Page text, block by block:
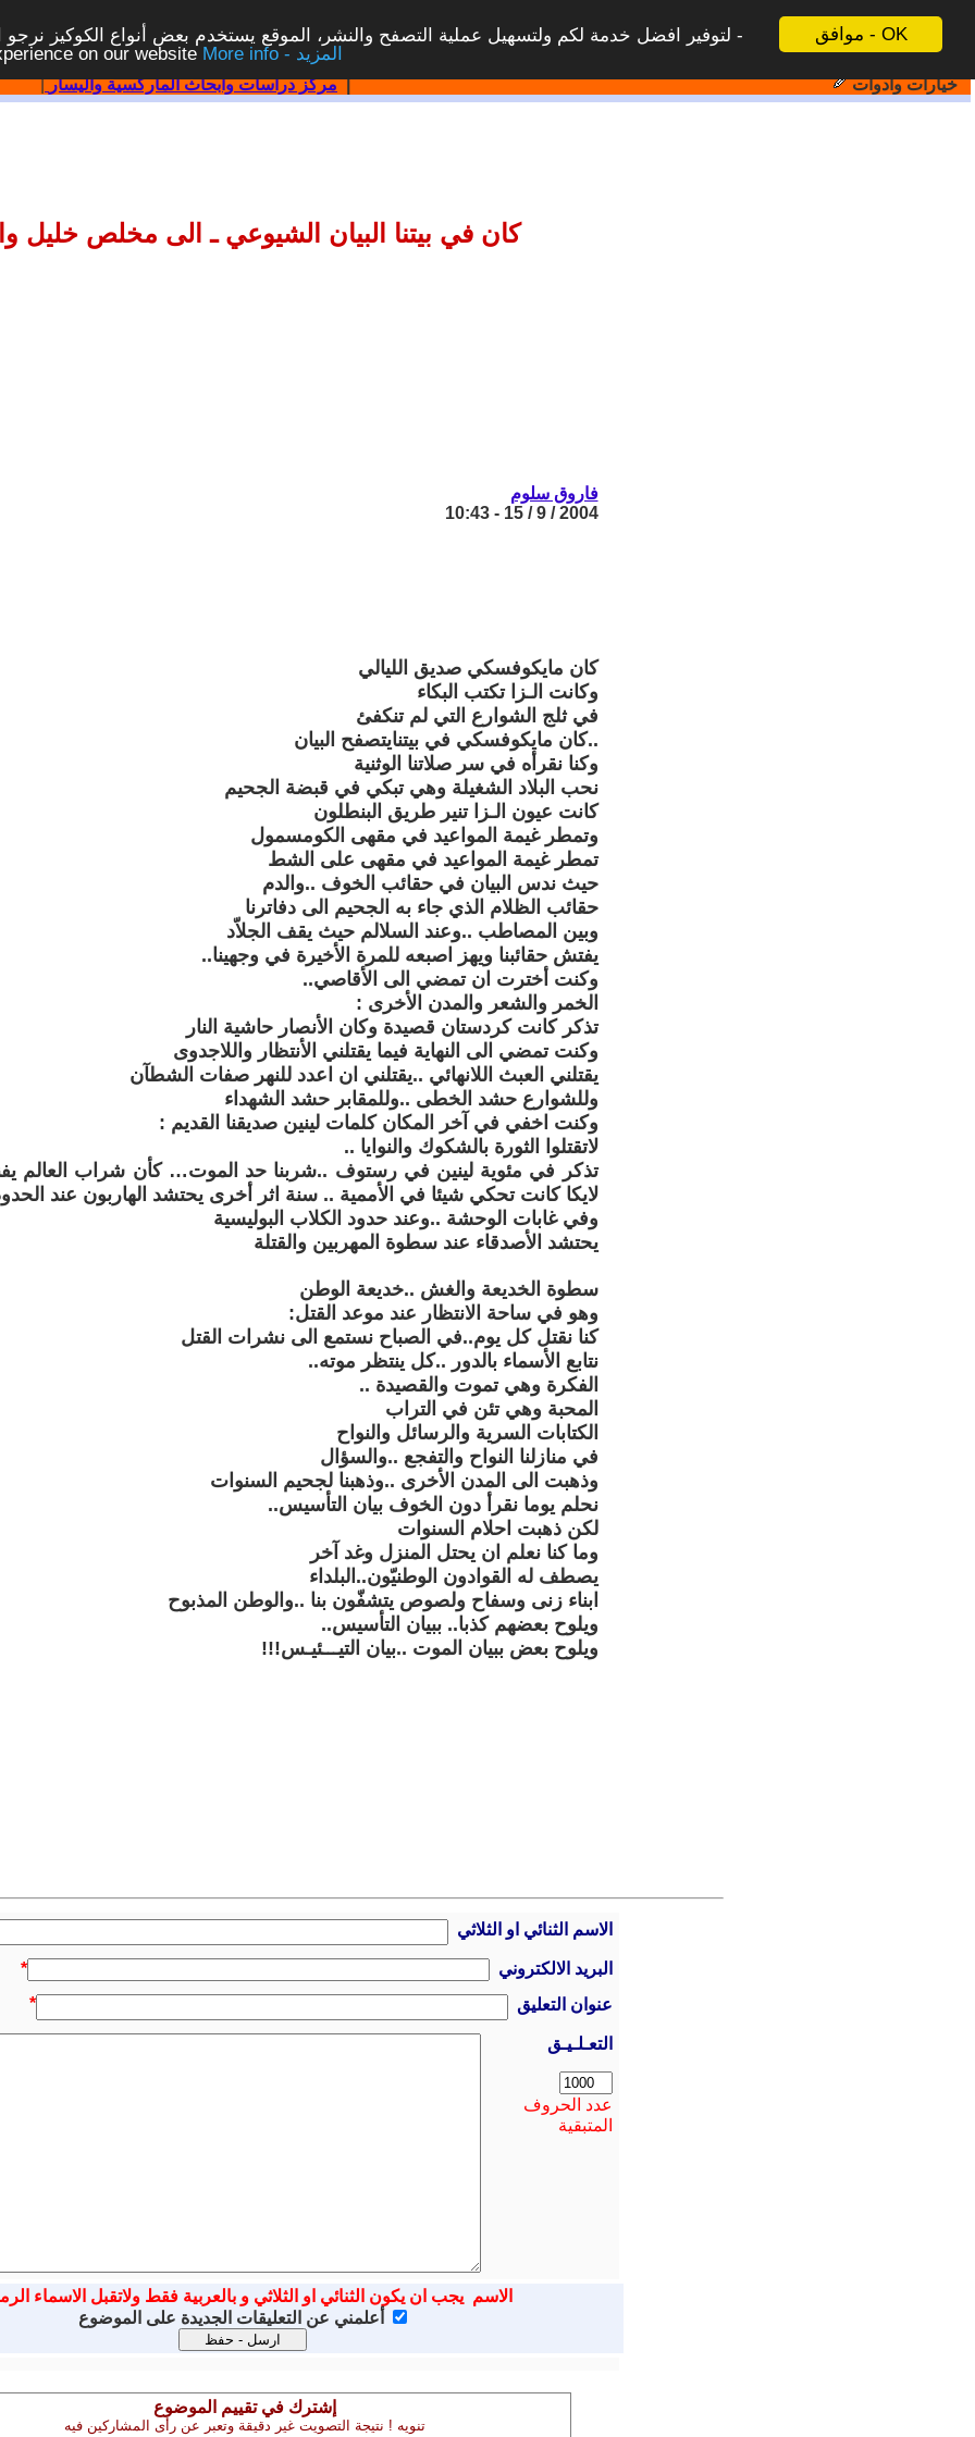
موافق - OK
لتوفير افضل خدمة لكم ولتسهيل عملية التصفح والنشر، الموقع يستخدم بعض أنواع الكوكيز
on our website
More info - المزيد
| مركز دراسات وابحاث الماركسية واليسار| خيارات وادوات
كان في بيتنا البيان الشيوعي ـ الى مخلص خليل
فاروق سلوم
2004 / 9 / 15 - 10:43
كان مايكوفسكي صديق الليالي
وكانت الـزا تكتب البكاء
في ثلج الشوارع التي لم تنكفئ
..كان مايكوفسكي في بيتنايتصفح البيان
وكنا نقرأه في سر صلاتنا الوثنية
نحب البلاد الشغيلة وهي تبكي في قبضة الجحيم
كانت عيون الـزا تنير طريق البنطلون
وتمطر غيمة المواعيد في مقهى الكومسمول
تمطر غيمة المواعيد في مقهى على الشط
حيث ندس البيان في حقائب الخوف ..والدم
حقائب الظلام الذي جاء به الجحيم الى دفاترنا
وبين المصاطب ..وعند السلالم حيث يقف الجلاّد
يفتش حقائبنا ويهز اصبعه للمرة الأخيرة في وجهينا..
وكنت أخترت ان تمضي الى الأقاصي..
الخمر والشعر والمدن الأخرى :
تذكر كانت كردستان قصيدة وكان الأنصار حاشية النار
وكنت تمضي الى النهاية فيما يقتلني الأنتظار واللاجدوى
يقتلني العبث اللانهائي ..يقتلني ان اعدد للنهر صفات الشطآن
وللشوارع حشد الخطى ..وللمقابر حشد الشهداء
وكنت اخفي في آخر المكان كلمات لينين صديقنا القديم :
لاتقتلوا الثورة بالشكوك والنوايا ..
تذكر في مئوية لينين في رستوف ..شربنا حد الموت… كأن شراب العالم
لايكا كانت تحكي شيئا في الأممية .. سنة اثر أخرى يحتشد الهاربون عند
وفي غابات الوحشة ..وعند حدود الكلاب البوليسية
يحتشد الأصدقاء عند سطوة المهربين والقتلة
سطوة الخديعة والغش ..خديعة الوطن
وهو في ساحة الانتظار عند موعد القتل:
كنا نقتل كل يوم..في الصباح نستمع الى نشرات القتل
نتابع الأسماء بالدور ..كل ينتظر موته..
الفكرة وهي تموت والقصيدة ..
المحبة وهي تئن في التراب
الكتابات السرية والرسائل والنواح
في منازلنا النواح والتفجع ..والسؤال
وذهبت الى المدن الأخرى ..وذهبنا لجحيم السنوات
نحلم يوما نقرأ دون الخوف بيان التأسيس..
لكن ذهبت احلام السنوات
وما كنا نعلم ان يحتل المنزل وغد آخر
يصطف له القوادون الوطنيّون..البلداء
ابناء زنى وسفاح ولصوص يتشفّون بنا ..والوطن المذبوح
ويلوح بعضهم كذبا.. ببيان التأسيس..
ويلوح بعض ببيان الموت ..بيان التيـــئيـس!!!
الاسم الثنائي او الثلاثي
*
البريد الالكتروني
*
عنوان التعليق
التعـلـيـق
عدد الحروف
المتبقية
الاسم يجب ان يكون الثنائي او الثلاثي و بالعربية فقط ولاتقبل الاسماء
أعلمني عن التعليقات الجديدة على الموضوع
إشترك في تقييم الموضوع
تنويه ! نتيجة التصويت غير دقيقة وتعبر عن رأى المشاركين فيه